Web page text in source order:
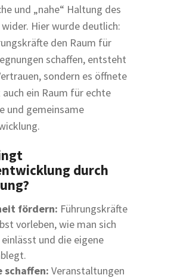
und „nahe“ Haltung des
Hier wurde deutlich:
den Raum für
schaffen, entsteht
sondern es öffnete
ein Raum für echte
und gemeinsame
durch
fördern: Führungskräfte
vorleben, wie man sich
und die eigene
schaffen: Veranstaltungen